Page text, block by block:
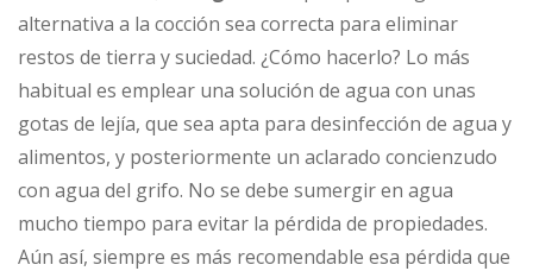
alternativa a la cocción sea correcta para eliminar
restos de tierra y suciedad. ¿Cómo hacerlo? Lo más
habitual es emplear una solución de agua con unas
gotas de lejía, que sea apta para desinfección de agua y
alimentos, y posteriormente un aclarado concienzudo
con agua del grifo. No se debe sumergir en agua
mucho tiempo para evitar la pérdida de propiedades.
Aún así, siempre es más recomendable esa pérdida que